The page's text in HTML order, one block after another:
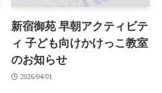
新宿御苑 早朝アクティビテ
ィ 子ども向けかけっこ教室
のお知らせ
2026/04/01